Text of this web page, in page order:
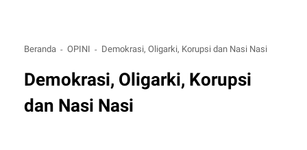
Beranda OPINI Demokrasi, Oligarki, Korupsi dan Nasi Nasi
Demokrasi, Oligarki, Korupsi
dan Nasi Nasi